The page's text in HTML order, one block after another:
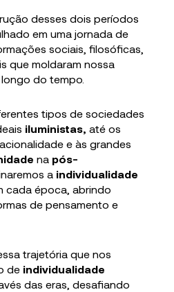
desses dois períodos
em umajornada de
sociais, filosóficas,
que moldaram nossa
do tempo.
tipos de sociedades
iluministas,até os
e às grandes
na pós-
a individualidade
cada época, abrindo
de pensamento e
trajetória que nos
de individualidade
das eras, desafiando